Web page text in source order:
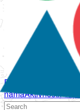
Početna
namaAktivnostiPropisi